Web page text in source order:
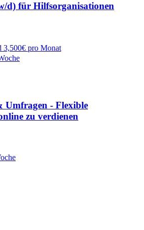
d) für Hilfsorganisationen
3,500€ pro Monat
Umfragen - Flexible
zu verdienen